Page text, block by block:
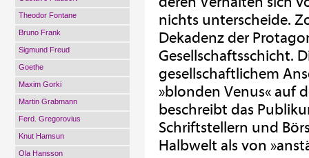
Theodor Fontane
Bruno Frank
Sigmund Freud
Goethe
Maxim Gorki
Martin Grabmann
Ferd. Gregorovius
Knut Hamsun
Ola Hansson
nichts unterscheide.
Dekadenz der
Gesellschaftsschicht.
gesellschaftlichem
»blonden Venus« auf
beschreibt das
Schriftstellern und
Halbwelt als von